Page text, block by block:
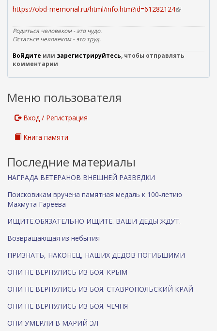
https://obd-memorial.ru/html/info.htm?id=61282124(
н
н
я
Родиться человеком - это чудо.
Остаться человеком - это труд.
Войдите или зарегистрируйтесь, чтобы отправлять
комментарии
Меню пользователя
Вход / Регистрация
Книга памяти
Последние материалы
НАГРАДА ВЕТЕРАНОВ ВНЕШНЕЙ РАЗВЕДКИ
Поисковикам вручена памятная медаль к 100-летию
Махмута Гареева
ИЩИТЕ.ОБЯЗАТЕЛЬНО ИЩИТЕ. ВАШИ ДЕДЫ ЖДУТ.
Возвращающая из небытия
ПРИЗНАТЬ, НАКОНЕЦ, НАШИХ ДЕДОВ ПОГИБШИМИ
ОНИ НЕ ВЕРНУЛИСЬ ИЗ БОЯ. КРЫМ
ОНИ НЕ ВЕРНУЛИСЬ ИЗ БОЯ. СТАВРОПОЛЬСКИЙ КРАЙ
ОНИ НЕ ВЕРНУЛИСЬ ИЗ БОЯ. ЧЕЧНЯ
ОНИ УМЕРЛИ В МАРИЙ ЭЛ